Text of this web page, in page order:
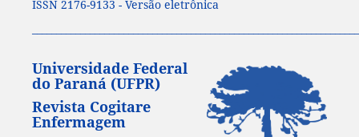
ISSN 2176-9133 - Versão eletrônica
Universidade Federal
do Paraná (UFPR)
Revista Cogitare
Enfermagem